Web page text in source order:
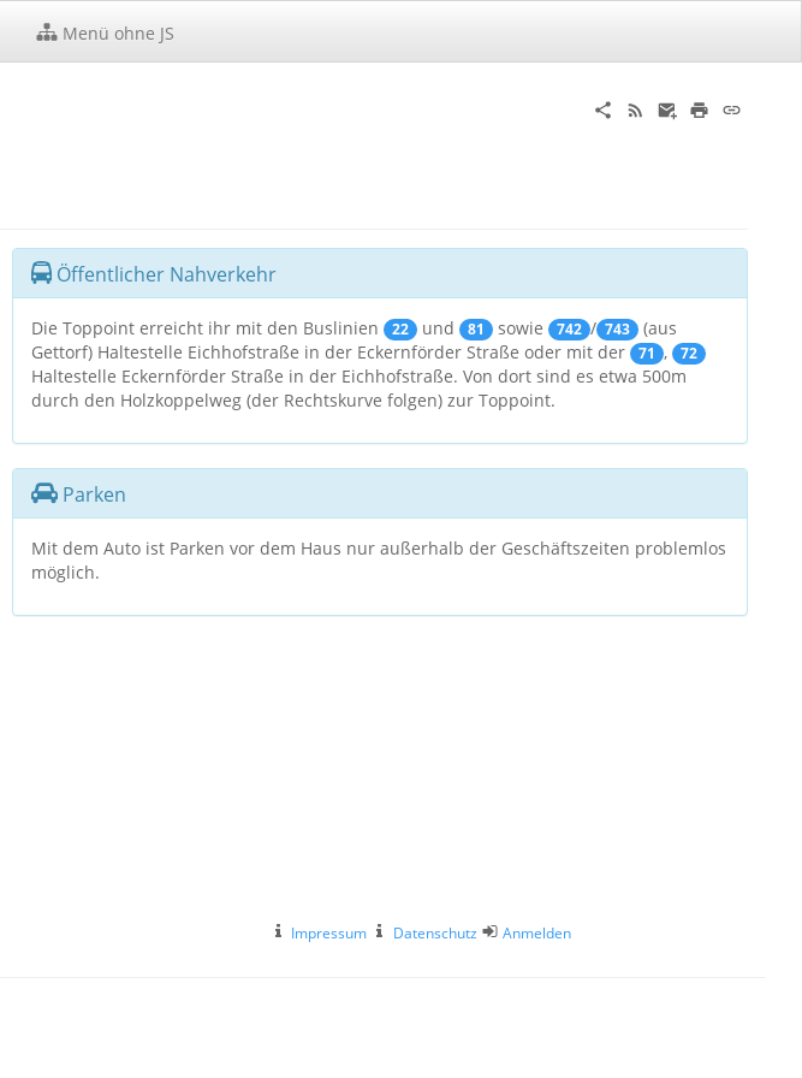
Menü ohne JS
Öffentlicher Nahverkehr
Die Toppoint erreicht ihr mit den Buslinien 22 und 81 sowie 742 / 743
(aus
Gettorf) Haltestelle Eichhofstraße in der Eckernförder Straße oder mit der
71 , 72
Haltestelle Eckernförder Straße in der Eichhofstraße. Von dort sind es etwa 500m
durch den Holzkoppelweg (der Rechtskurve folgen) zur Toppoint.
Parken
Mit dem Auto ist Parken vor dem Haus nur außerhalb der Geschäftszeiten problemlos
möglich.
Impressum Datenschutz Anmelden